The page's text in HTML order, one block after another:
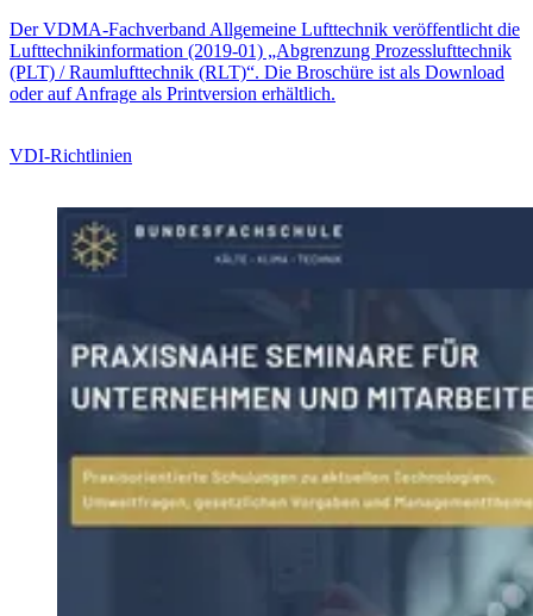
Der VDMA-Fachverband Allgemeine Lufttechnik veröffentlicht die
Lufttechnikinformation (2019-01) „Abgrenzung Prozesslufttechnik
(PLT) / Raumlufttechnik (RLT)“. Die Broschüre ist als Download
oder auf Anfrage als Printversion erhältlich.
VDI-Richtlinien